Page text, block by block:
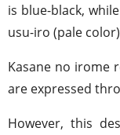
is blue-black,
usu-iro (pale
Kasane no irome
are expressed
However, this